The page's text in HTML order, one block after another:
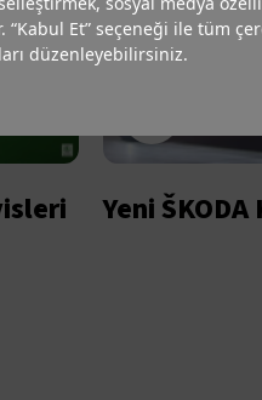
“Kabul Et” seçeneği ile tüm
düzenleyebilirsiniz.
Yeni